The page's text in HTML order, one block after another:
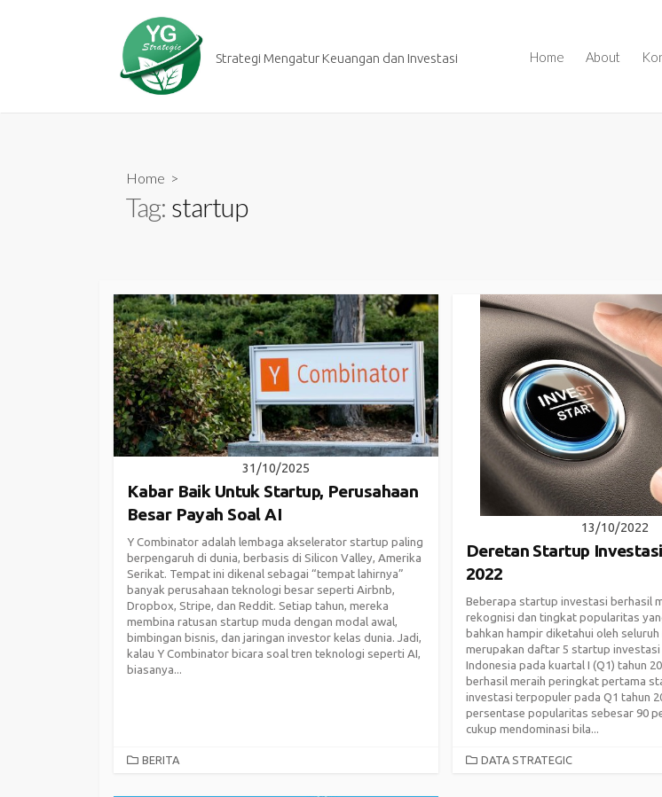
Strategi Mengatur Keuangan dan Investasi Home About
Home >
Tag: startup
31/10/2025
Kabar Baik Untuk Startup, Perusahaan
Besar Payah Soal AI
Y Combinator adalah lembaga akselerator startup paling
berpengaruh di dunia, berbasis di Silicon Valley, Amerika
Serikat. Tempat ini dikenal sebagai “tempat lahirnya”
banyak perusahaan teknologi besar seperti Airbnb,
Dropbox, Stripe, dan Reddit. Setiap tahun, mereka
membina ratusan startup muda dengan modal awal,
bimbingan bisnis, dan jaringan investor kelas dunia. Jadi,
kalau Y Combinator bicara soal tren teknologi seperti AI,
biasanya...
CATEGORIES
BERITA
13/10/2022
Deretan Startup
2022
Beberapa startup investasi berhasil
rekognisi dan tingkat popularitas
bahkan hampir diketahui oleh
merupakan daftar 5 startup
Indonesia pada kuartal I (Q1) tahun
berhasil meraih peringkat pertama
investasi terpopuler pada Q1 tahun
persentase popularitas sebesar 90
cukup mendominasi bila...
CATEGORIES
DATA STRATEGIC